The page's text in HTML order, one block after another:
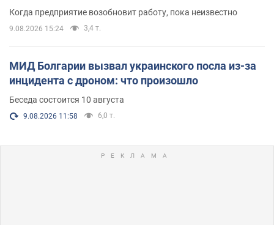
Когда предприятие возобновит работу, пока неизвестно
9.08.2026 15:24 3,4 т.
МИД Болгарии вызвал украинского посла из-за
инцидента с дроном: что произошло
Беседа состоится 10 августа
9.08.2026 11:58 6,0 т.